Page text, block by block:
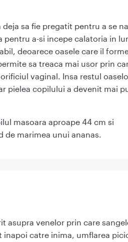
sa fie pregatit pentru a se
pentru a-si incepe calatoria in
deoarece oasele care il
sa treaca mai usor prin
vaginal. Insa restul
pielea copilului a devenit mai
masoara aproape 44 cm si
de marimea unui ananas.
asupra venelor prin care
catre inima, umflarea